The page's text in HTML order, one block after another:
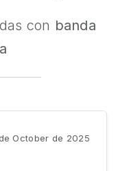
con banda
October de 2025